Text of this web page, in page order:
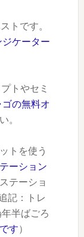
トです。
ケーター
トやセミ
の無料オ
。
トを使う
ーション
テーショ
記：トレ
半ばごろ
す）